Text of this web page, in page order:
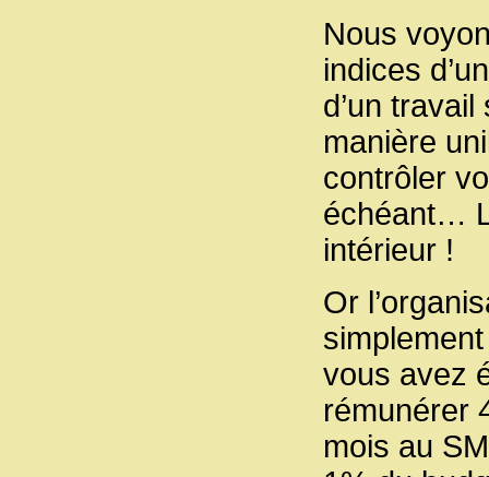
Nous
indices
d’un travail
manière
contrôler
échéant…
intérieur !
Or
vous avez
rémunérer
mois au